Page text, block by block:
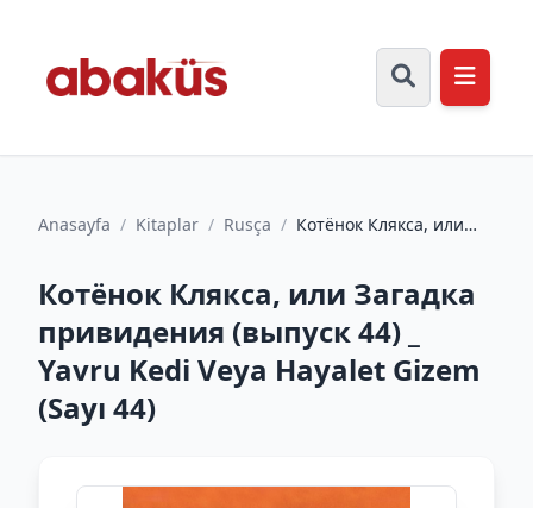
Anasayfa / Kitaplar / Rusça / Котёнок Клякса, или
Kedi...
Котёнок Клякса, или Загадка
привидения (выпуск 44) _
Yavru Kedi Veya Hayalet Gizem
(Sayı 44)